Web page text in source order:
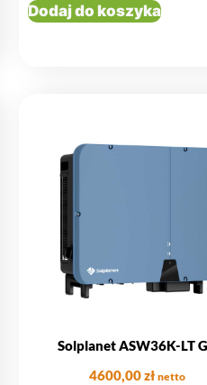
Dodaj do koszyka
Solplanet ASW36K-LT
4600,00zł netto